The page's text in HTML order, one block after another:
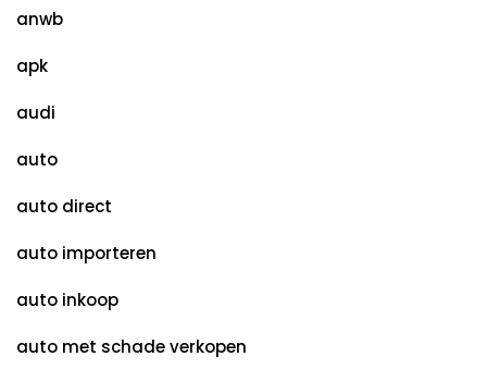
anwb
apk
audi
auto
auto direct
auto importeren
auto inkoop
auto met schade verkopen